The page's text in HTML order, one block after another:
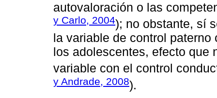
autovaloración o las
y Carlo, 2004); no obstante, sí
la variable de control
los adolescentes, efecto que
variable con el control
y Andrade, 2008).